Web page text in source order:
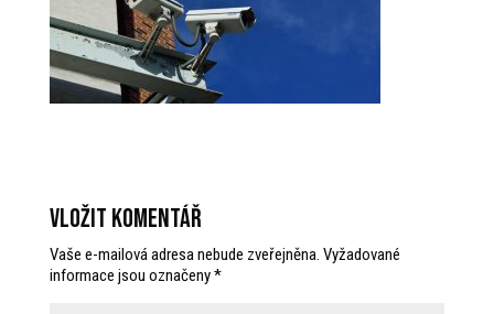
Vložit komentář
Vaše e-mailová adresa nebude zveřejněna. Vyžadované
informace jsou označeny*